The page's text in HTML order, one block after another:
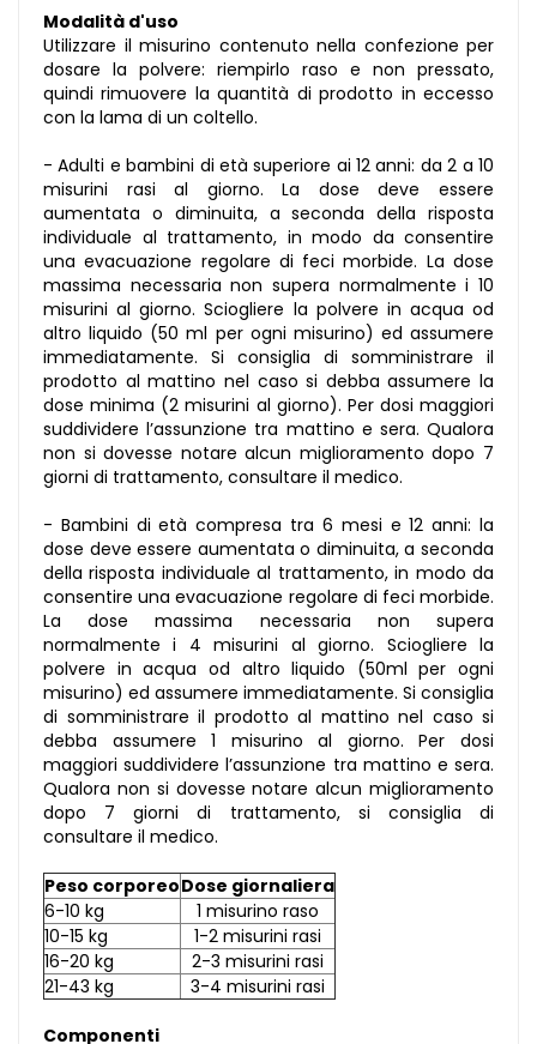
Modalità d'uso
Utilizzare il misurino contenuto nella confezione per
dosare la polvere: riempirlo raso e non pressato,
quindi rimuovere la quantità di prodotto in eccesso
con la lama di un coltello.
- Adulti e bambini di età superiore ai 12 anni: da 2 a 10
misurini rasi al giorno. La dose deve essere
aumentata o diminuita, a seconda della risposta
individuale al trattamento, in modo da consentire
una evacuazione regolare di feci morbide. La dose
massima necessaria non supera normalmente i 10
misurini al giorno. Sciogliere la polvere in acqua od
altro liquido (50 ml per ogni misurino) ed assumere
immediatamente. Si consiglia di somministrare il
prodotto al mattino nel caso si debba assumere la
dose minima (2 misurini al giorno). Per dosi maggiori
suddividere l’assunzione tra mattino e sera. Qualora
non si dovesse notare alcun miglioramento dopo 7
giorni di trattamento, consultare il medico.
- Bambini di età compresa tra 6 mesi e 12 anni: la
dose deve essere aumentata o diminuita, a seconda
della risposta individuale al trattamento, in modo da
consentire una evacuazione regolare di feci morbide.
La dose massima necessaria non supera
normalmente i 4 misurini al giorno. Sciogliere la
polvere in acqua od altro liquido (50ml per ogni
misurino) ed assumere immediatamente. Si consiglia
di somministrare il prodotto al mattino nel caso si
debba assumere 1 misurino al giorno. Per dosi
maggiori suddividere l’assunzione tra mattino e sera.
Qualora non si dovesse notare alcun miglioramento
dopo 7 giorni di trattamento, si consiglia di
consultare il medico.
Peso corporeoDose giornaliera
6-10 kg
1 misurino raso
10-15 kg
1-2 misurini rasi
16-20 kg
2-3 misurini rasi
21-43 kg
3-4 misurini rasi
Componenti